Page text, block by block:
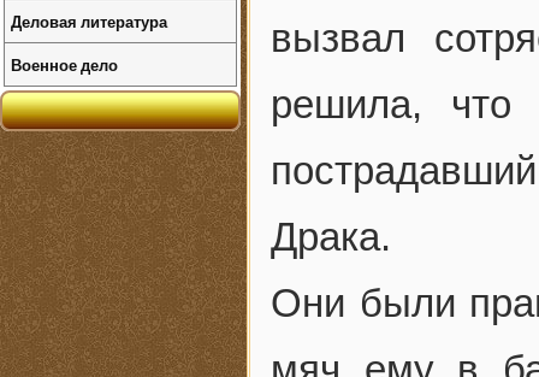
вызвал
решила, что
Драка.
Они были
Деловая литература
Военное дело